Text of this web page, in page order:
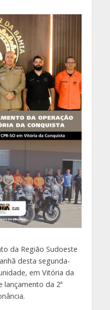
da Região Sudoeste
desta segunda-
em Vitória da
lançamento da 2ª